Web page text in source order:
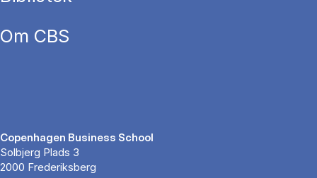
Om CBS
Copenhagen Business School
Solbjerg Plads 3
2000 Frederiksberg